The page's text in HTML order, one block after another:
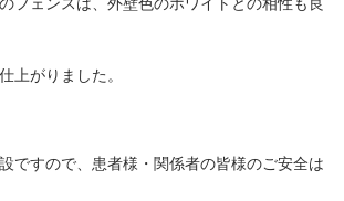
上がりました。
ですので、患者様・関係者の皆様のご安全は